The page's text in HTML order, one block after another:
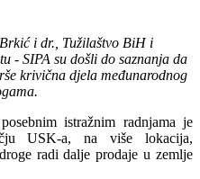
i dr., Tužilaštvo BiH i
- SIPA su došli do saznanja da
krivična djela međunarodnog
istražnim radnjama je
USK-a, na više lokacija,
radi dalje prodaje u zemlje